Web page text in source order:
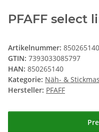
PFAFF select
Artikelnummer: 850265140
GTIN: 7393033085797
HAN: 850265140
Kategorie: Näh- &
Hersteller: PFAFF